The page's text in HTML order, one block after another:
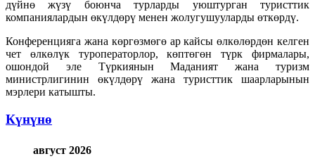
дүйнө жүзү боюнча турларды уюштурган туристтик
компаниялардын өкүлдөрү менен жолугушууларды өткөрдү.
Конференцияга жана көргөзмөгө ар кайсы өлкөлөрдөн келген
чет өлкөлүк туроператорлор, көптөгөн түрк фирмалары,
ошондой эле Түркиянын Маданият жана туризм
министрлигинин өкүлдөрү жана туристтик шаарларынын
мэрлери катышты.
Күнүнө
август 2026